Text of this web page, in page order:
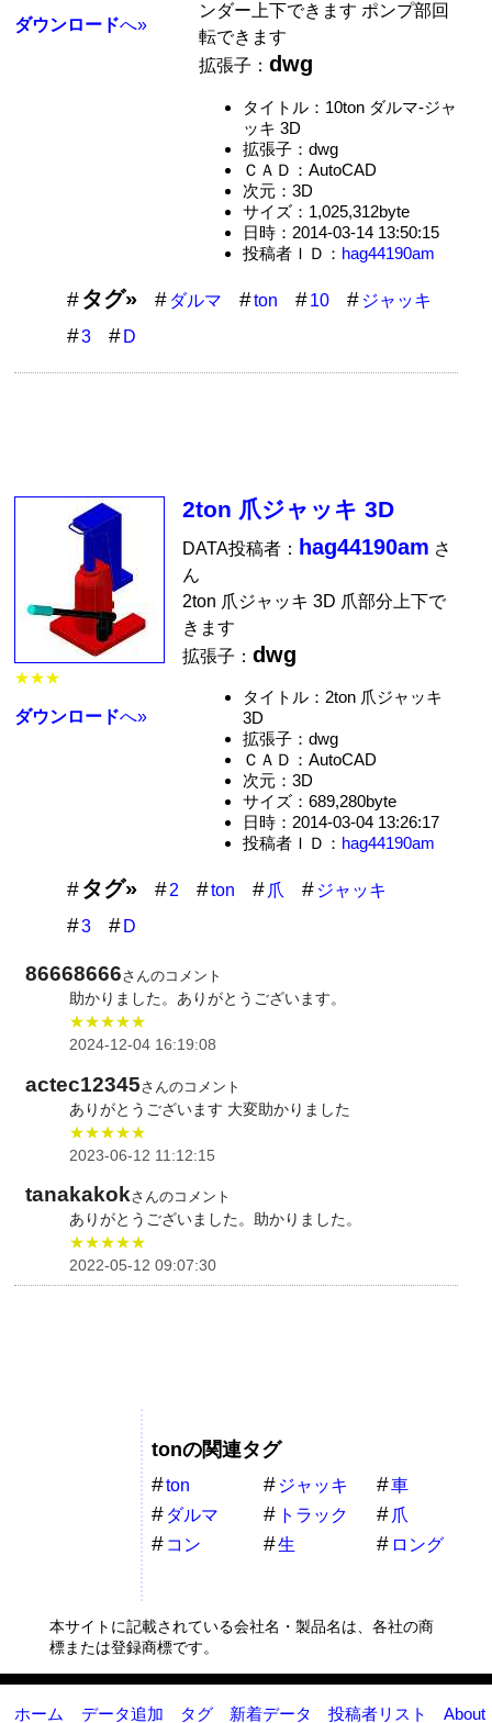
ダウンロードへ»
ンダー上下できます ポンプ部回
転できます
拡張子：dwg
タイトル：10ton ダルマ-ジャ
ッキ 3D
拡張子：dwg
ＣＡＤ：AutoCAD
次元：3D
サイズ：1,025,312byte
日時：2014-03-14 13:50:15
投稿者ＩＤ： hag44190am
タグ» ダルマ ton 10
ジャッキ
3
D
★★★
ダウンロードへ»
2ton 爪ジャッキ 3D
DATA投稿者： hag44190am さ
ん
2ton 爪ジャッキ 3D 爪部分上下で
きます
拡張子：dwg
タイトル：2ton 爪ジャッキ
3D
拡張子：dwg
ＣＡＤ：AutoCAD
次元：3D
サイズ：689,280byte
日時：2014-03-04 13:26:17
投稿者ＩＤ： hag44190am
タグ» 2 ton 爪
ジャッキ
3
D
86668666さんのコメント
助かりました。ありがとうございます。
★★★★★
2024-12-04 16:19:08
actec12345さんのコメント
ありがとうございます 大変助かりました
★★★★★
2023-06-12 11:12:15
tanakakokさんのコメント
ありがとうございました。助かりました。
★★★★★
2022-05-12 09:07:30
tonの関連タグ
ton ジャッキ
車
ダルマ
トラック
爪
コン
生 ロング
本サイトに記載されている会社名・製品名は、各社の商
標または登録商標です。
ホーム データ追加 タグ 新着データ 投稿者リスト About